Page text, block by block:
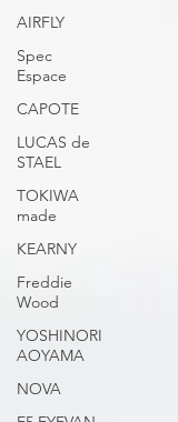
AIRFLY
Spec
Espace
CAPOTE
LUCAS de
STAEL
TOKIWA
made
KEARNY
Freddie
Wood
YOSHINORI
AOYAMA
NOVA